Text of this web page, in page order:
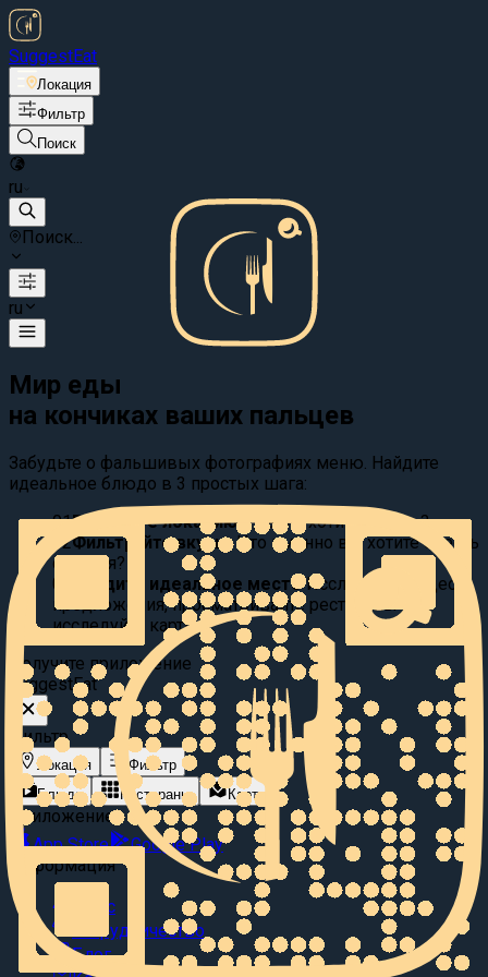
SuggestEat
Локация
Фильтр
Поиск
ru
Поиск...
ru
Мир еды
на кончиках ваших пальцев
Забудьте о фальшивых фотографиях меню. Найдите
идеальное блюдо в 3 простых шага:
01Выберите локацию:
Где вы хотите поесть?
02Фильтруйте вкусы: Что именно вы хотите съесть
сегодня?
03
Найдите идеальное место Исследуйте видео
предложения, просматривайте рестораны или
исследуйте карту.
Получите приложение
SuggestEat
Фильтр
Локация
Фильтр
Блюда
Рестораны Карта
Приложение
App Store
Google Play
Информация
О нас
Сотрудничество
Блог